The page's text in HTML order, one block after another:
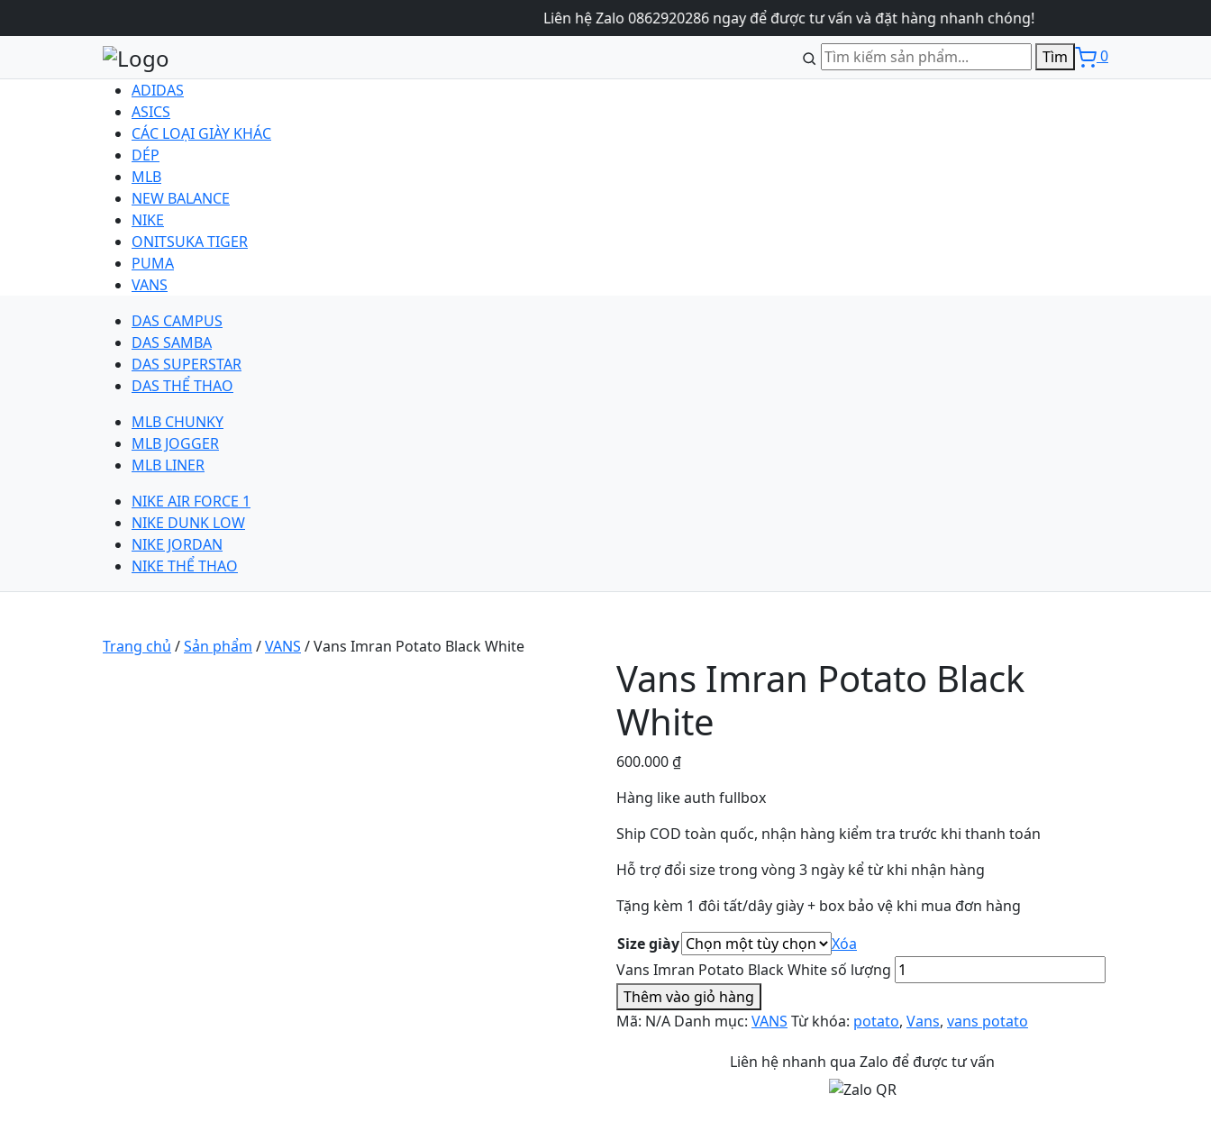
Liên hệ Zalo 0862920286 ngay để được tư vấn và đặt hàng nhanh chóng!
Tìm
0
ADIDAS
ASICS
CÁC LOẠI GIÀY KHÁC
DÉP
MLB
NEW BALANCE
NIKE
ONITSUKA TIGER
PUMA
VANS
DAS CAMPUS
DAS SAMBA
DAS SUPERSTAR
DAS THỂ THAO
MLB CHUNKY
MLB JOGGER
MLB LINER
NIKE AIR FORCE 1
NIKE DUNK LOW
NIKE JORDAN
NIKE THỂ THAO
Trang chủ /Sản phẩm /VANS / Vans Imran Potato Black White
Vans Imran Potato Black
White
600.000₫
Hàng like auth fullbox
Ship COD toàn quốc, nhận hàng kiểm tra trước khi thanh toán
Hỗ trợ đổi size trong vòng 3 ngày kể từ khi nhận hàng
Tặng kèm 1 đôi tất/dây giày + box bảo vệ khi mua đơn hàng
Size giày
Xóa
Vans Imran Potato Black White số lượng
Thêm vào giỏ hàng
Mã: N/A Danh mục: VANS Từ khóa: potato, Vans, vans potato
Liên hệ nhanh qua Zalo để được tư vấn